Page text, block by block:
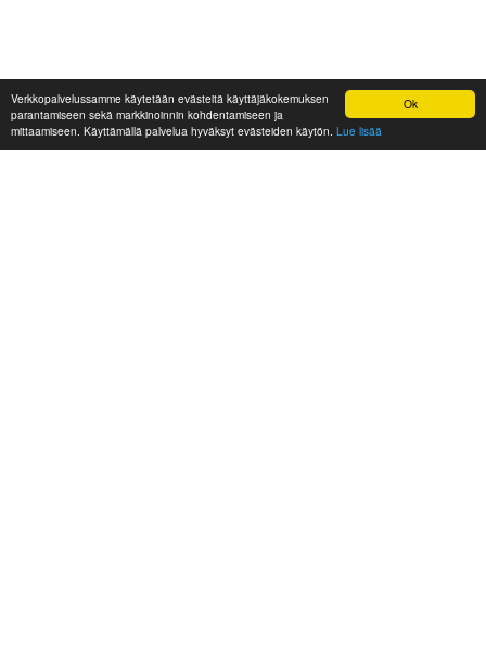
Ok
Verkkopalvelussamme käytetään evästeitä käyttäjäkokemuksen
parantamiseen sekä markkinoinnin kohdentamiseen ja
mittaamiseen. Käyttämällä palvelua hyväksyt evästeiden käytön. Lue lisää